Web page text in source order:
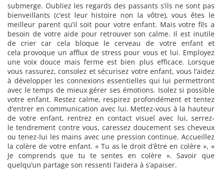
submerge. Oubliez les regards des passants s’ils ne sont pas
bienveillants (c’est leur histoire non la vôtre), vous êtes le
meilleur parent qu’il soit pour votre enfant. Mais votre fils a
besoin de votre aide pour retrouver son calme. Il est inutile
de crier car cela bloque le cerveau de votre enfant et
cela provoque un afflux de stress pour vous et lui. Employez
une voix douce mais ferme est bien plus efficace. Lorsque
vous rassurez, consolez et sécurisez votre enfant, vous l’aidez
à développer les connexions essentielles qui lui permettront
avec le temps de mieux gérer ses émotions. Isolez si possible
votre enfant. Restez calme, respirez profondément et tentez
d’entrer en communication avec lui. Mettez-vous à la hauteur
de votre enfant, rentrez en contact visuel avec lui, serrez-
le tendrement contre vous, caressez doucement ses cheveux
ou tenez-lui les mains avec une pression continue. Accueillez
la colère de votre enfant. « Tu as le droit d’être en colère », «
Je comprends que tu te sentes en colère ». Savoir que
quelqu’un partage son ressenti l’aidera à s’apaiser.